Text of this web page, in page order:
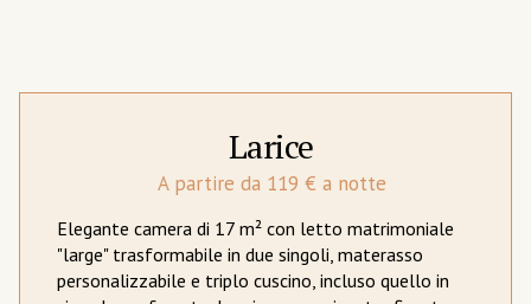
Larice
A partire da 119 € a notte
Elegante camera di 17 m² con letto matrimoniale
"large" trasformabile in due singoli, materasso
personalizzabile e triplo cuscino, incluso quello in